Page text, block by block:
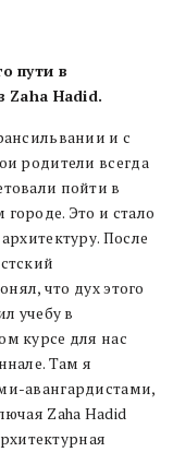
пути в
Zaha Hadid.
и с
родители всегда
пойти в
Это и стало
После
что дух этого
учебу в
курсе для нас
Там я
авангардистами,
Zaha Hadid